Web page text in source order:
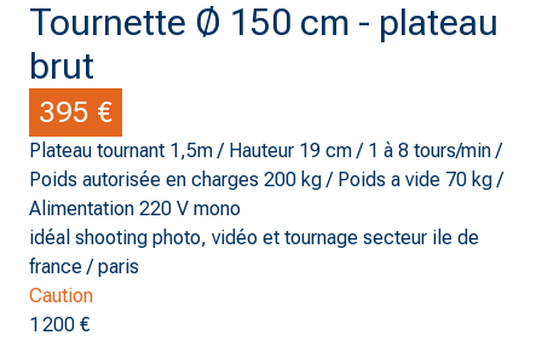
Tournette Ø 150 cm - plateau
brut
395 €
Plateau tournant 1,5m / Hauteur 19 cm / 1 à 8 tours/min /
Poids autorisée en charges 200 kg / Poids a vide 70 kg /
Alimentation 220 V mono
idéal shooting photo, vidéo et tournage secteur ile de
france / paris
Caution
1 200 €